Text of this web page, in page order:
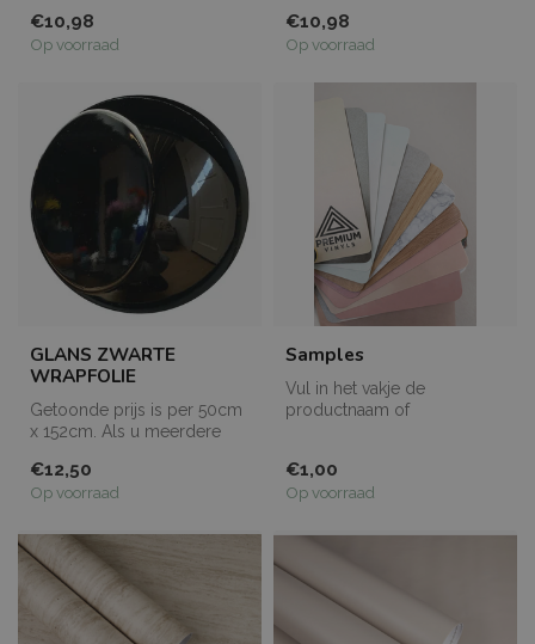
€10,98
Op voorraad
€10,98
Op voorraad
GLANS ZWARTE
WRAPFOLIE
Getoonde prijs is per 50cm
x 152cm. Als u meerdere
de...
€12,50
Op voorraad
Samples
Vul in het vakje de
productnaam of
€1,00
Op voorraad